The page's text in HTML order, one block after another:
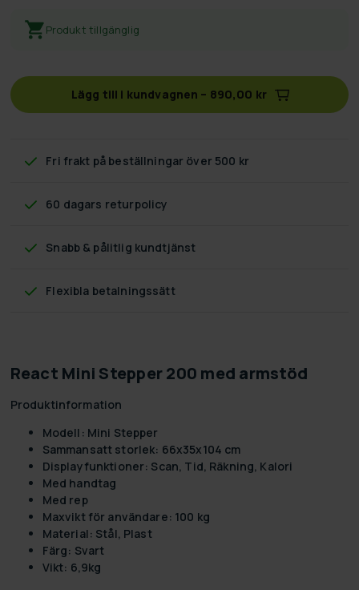
Produkt tillgänglig
Lägg till i kundvagnen – 890,00 kr
Fri frakt på beställningar över 500 kr
60 dagars returpolicy
Snabb & pålitlig kundtjänst
Flexibla betalningssätt
React Mini Stepper 200 med armstöd
Produktinformation
Modell: Mini Stepper
Sammansatt storlek: 66x35x104 cm
Displayfunktioner: Scan, Tid, Räkning, Kalori
Med handtag
Med rep
Maxvikt för användare: 100 kg
Material: Stål, Plast
Färg: Svart
Vikt: 6,9kg